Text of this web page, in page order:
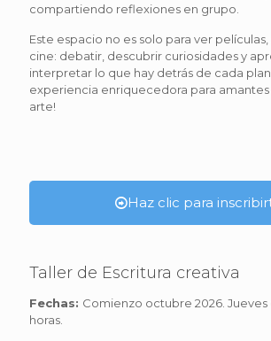
compartiendo reflexiones en grupo.
Este espacio no es solo para ver películas,
cine: debatir, descubrir curiosidades y
interpretar lo que hay detrás de cada
experiencia enriquecedora para
arte!
Haz clic para
Taller de Escritura creativa
Fechas: Comienzo octubre 2026. Jueves
horas.